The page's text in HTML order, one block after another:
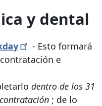
y dental
- Esto formará
e
dentro de los 31
; de lo